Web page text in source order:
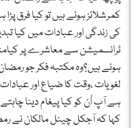
کمرشلائز ہوئے ہیں تو کیا فرق
کی زندگی اور عبادات میں کیا
ٹرانسمیشن سے معاشرے پر
ہوئے ہیں؟وہ مکتبہ فکر جو
لغویات ،وقت کا ضیاع اور
ہے آپ اُن کو کیا پیغام دینا
کہا کہ آجکل چینل مالکان نے